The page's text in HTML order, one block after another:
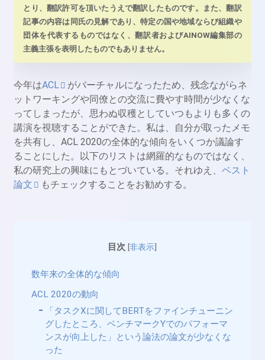
とり、翻訳許可を頂いたうえで翻訳したものです。また、翻訳
記事の内容は同氏の見解であり、特定の国や地域ならび組織や
団体を代表するものではなく、翻訳者およびAINOW編集部の
主義主張を表明したものでもありません。
今年はACL
がバーチャルになったため、残念ながらネ
ットワーキングや同僚との交流に費やす時間が少なくな
ってしまったが、思わぬ収穫としていつもよりも多くの
講演を視聴することができた。私は、自分が取ったメモ
を共有し、ACL 2020の全体的な傾向をいくつか議論す
ることにした。以下のリストは網羅的なものではなく、
私の研究上の興味にもとづいている。それゆえ、ベスト
論文
もチェックすることをお勧めする。
目次 [非表示]
数年来の全体的な傾向
ACL 2020の動向
「タスクXに関してBERTをファインチューニン
グしたところ、ベンチマークYでのパフォーマ
ンスが向上した」という論法の論文が少なくな
った